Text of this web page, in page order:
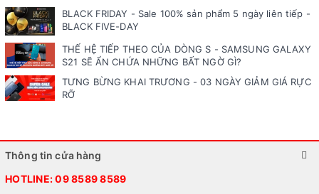
BLACK FRIDAY - Sale 100% sản phẩm 5 ngày liên tiếp -
BLACK FIVE-DAY
THẾ HỆ TIẾP THEO CỦA DÒNG S - SAMSUNG GALAXY
S21 SẼ ẨN CHỨA NHỮNG BẤT NGỜ GÌ?
TƯNG BỪNG KHAI TRƯƠNG - 03 NGÀY GIẢM GIÁ RỰC
RỠ
Thông tin cửa hàng
HOTLINE:09 8589 8589